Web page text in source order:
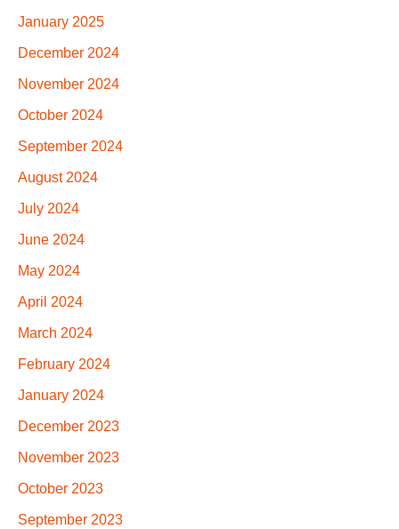
January 2025
December 2024
November 2024
October 2024
September 2024
August 2024
July 2024
June 2024
May 2024
April 2024
March 2024
February 2024
January 2024
December 2023
November 2023
October 2023
September 2023